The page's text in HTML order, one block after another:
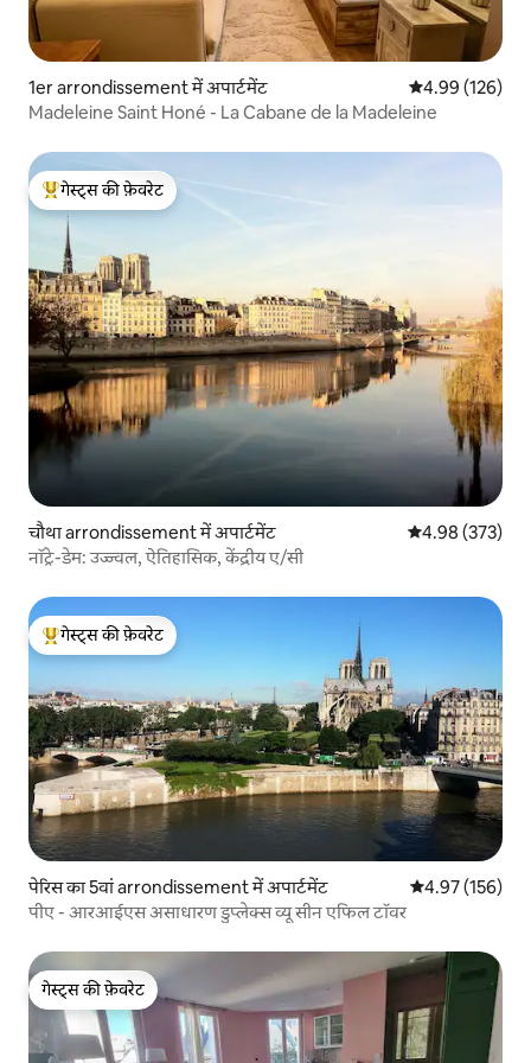
1er arrondissement में अपार्टमेंट औसत रेटिंग 5 में से
4.99 (126)
Madeleine Saint Honé - La Cabane de la Madeleine
गेस्ट्स का टॉप फ़ेवरेट
गेस्ट्स की फ़ेवरेट
चौथा arrondissement में अपार्टमेंट औसत रेटिंग 5 में से
4.98 (373)
नॉट्रे-डेम: उज्ज्वल, ऐतिहासिक, केंद्रीय ए/सी
गेस्ट्स का टॉप फ़ेवरेट
गेस्ट्स की फ़ेवरेट
पेरिस का 5वां arrondissement में अपार्टमेंट औसत रेटिंग 5 में से
4.97 (156)
पीए - आरआईएस असाधारण डुप्लेक्स व्यू सीन एफिल टॉवर
गेस्ट्स की फ़ेवरेट
गेस्ट्स की फ़ेवरेट